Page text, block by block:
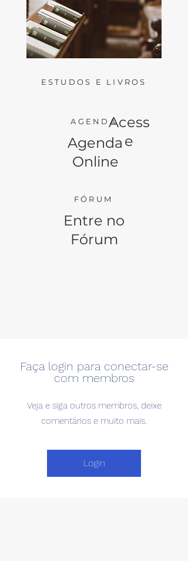
ESTUDOS E LIVROS
Acess
e
AGENDA
Agenda
Online
FÓRUM
Entre no
Fórum
Faça login para conectar-se
com membros
Veja e siga outros membros, deixe
comentários e muito mais.
Login